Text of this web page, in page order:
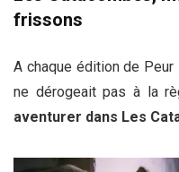
frissons
A chaque édition de
ne dérogeait pas à la
aventurer dans Les